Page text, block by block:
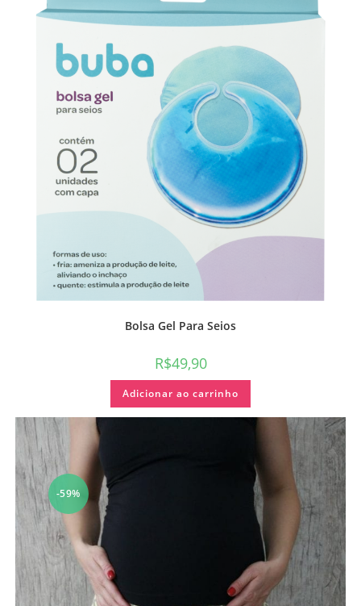
Bolsa Gel Para Seios
R$49,90
Adicionar ao carrinho
-59%